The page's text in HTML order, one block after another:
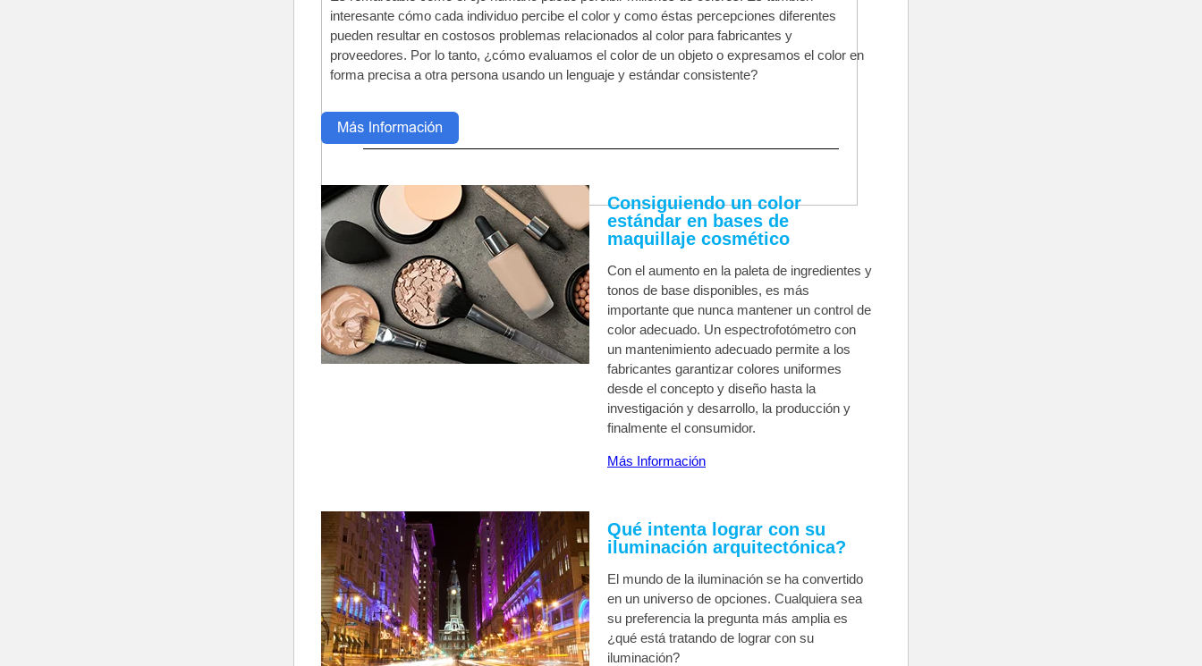
interesante cómo cada individuo percibe el color y como éstas percepciones diferentes
pueden resultar en costosos problemas relacionados al color para fabricantes y
proveedores. Por lo tanto, ¿cómo evaluamos el color de un objeto o expresamos el color en
forma precisa a otra persona usando un lenguaje y estándar consistente?
Consiguiendo un color
estándar en bases de
maquillaje cosmético
Con el aumento en la paleta de ingredientes y
tonos de base disponibles, es más
importante que nunca mantener un control de
color adecuado. Un espectrofotómetro con
un mantenimiento adecuado permite a los
fabricantes garantizar colores uniformes
desde el concepto y diseño hasta la
investigación y desarrollo, la producción y
finalmente el consumidor.
Más Información
Qué intenta lograr con su
iluminación arquitectónica?
El mundo de la iluminación se ha convertido
en un universo de opciones. Cualquiera sea
su preferencia la pregunta más amplia es
¿qué está tratando de lograr con su
iluminación?